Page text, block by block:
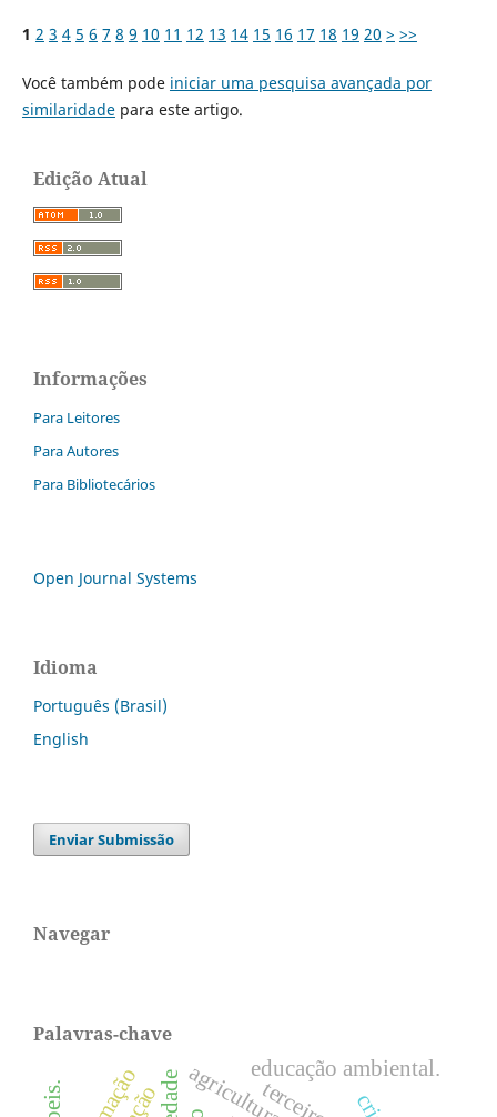
1 2 3 4 5 6 7 8 9 10 11 12 13 14 15 16 17 18 19 20 > >>
Você também pode iniciar uma pesquisa avançada por
similaridadepara este artigo.
Edição Atual
Informações
Para Leitores
Para Autores
Para Bibliotecários
Open Journal Systems
Idioma
Português (Brasil)
English
Enviar Submissão
Navegar
Palavras-chave
educação ambiental.